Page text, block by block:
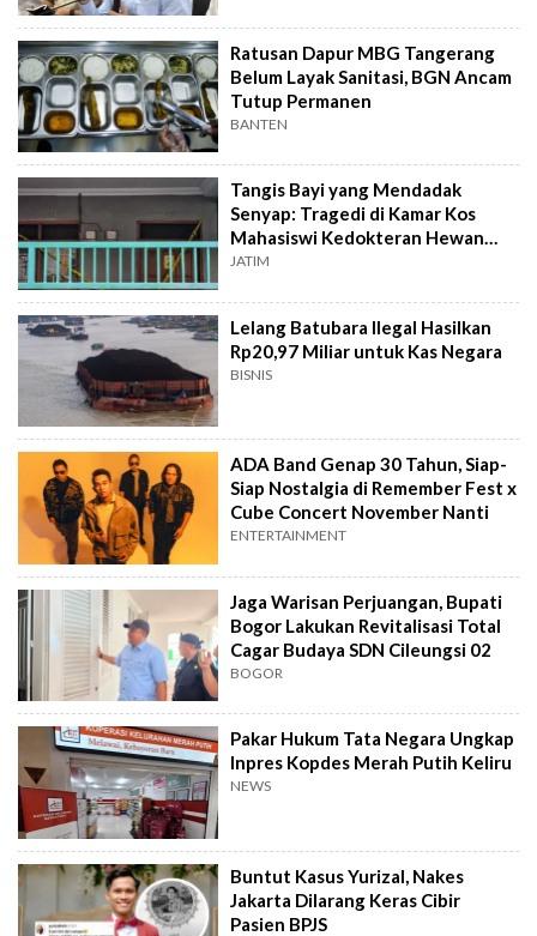
Ratusan Dapur MBG Tangerang
Belum Layak Sanitasi, BGN Ancam
Tutup Permanen
BANTEN
Tangis Bayi yang Mendadak
Senyap: Tragedi di Kamar Kos
Mahasiswi Kedokteran Hewan
Surabaya
JATIM
Lelang Batubara Ilegal Hasilkan
Rp20,97 Miliar untuk Kas Negara
BISNIS
ADA Band Genap 30 Tahun, Siap-
Siap Nostalgia di Remember Fest x
Cube Concert November Nanti
ENTERTAINMENT
Jaga Warisan Perjuangan, Bupati
Bogor Lakukan Revitalisasi Total
Cagar Budaya SDN Cileungsi 02
BOGOR
Pakar Hukum Tata Negara Ungkap
Inpres Kopdes Merah Putih Keliru
NEWS
Buntut Kasus Yurizal, Nakes
Jakarta Dilarang Keras Cibir
Pasien BPJS